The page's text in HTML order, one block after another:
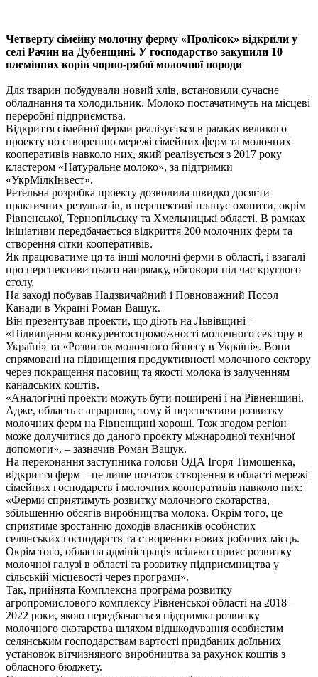
Четверту сімейну молочну ферму «Пролісок» відкрили у
селі Рачин на Дубенщині. У господарство закупили 10
племінних корів чорно-рябої молочної породи
Для тварин побудували новий хлів, встановили сучасне
обладнання та холодильник. Молоко постачатимуть на місцеві
переробні підприємства.
Відкриття сімейної ферми реалізується в рамках великого
проекту по створенню мережі сімейних ферм та молочних
кооперативів навколо них, який реалізується з 2017 року
кластером «Натуральне молоко», за підтримки
«УкрМілкІнвест».
Ретельна розробка проекту дозволила швидко досягти
практичних результатів, в перспективі планує охопити, окрім
Рівненської, Тернопільську та Хмельницькі області. В рамках
ініціативи передбачається відкриття 200 молочних ферм та
створення сітки кооперативів.
Як працюватиме ця та інші молочні ферми в області, і взагалі
про перспективи цього напрямку, обговори під час круглого
столу.
На заході побував Надзвичайний і Повноважний Посол
Канади в Україні Роман Ващук.
Він презентував проекти, що діють на Львівщині –
«Підвищення конкурентоспроможності молочного сектору в
Україні» та «Розвиток молочного бізнесу в Україні». Вони
спрямовані на підвищення продуктивності молочного сектору
через покращення пасовищ та якості молока із залученням
канадських коштів.
«Аналогічні проекти можуть бути поширені і на Рівненщині.
Адже, область є аграрною, тому й перспективи розвитку
молочних ферм на Рівненщині хороші. Тож згодом регіон
може долучитися до даного проекту міжнародної технічної
допомоги», – зазначив Роман Ващук.
На переконання заступника голови ОДА Ігоря Тимошенка,
відкриття ферм – це лише початок створення в області мережі
сімейних господарств і молочних кооперативів навколо них:
«Ферми сприятимуть розвитку молочного скотарства,
збільшенню обсягів виробництва молока. Окрім того, це
сприятиме зростанню доходів власників особистих
селянських господарств та створенню нових робочих місць.
Окрім того, обласна адміністрація всіляко сприяє розвитку
молочної галузі в області та розвитку підприємництва у
сільській місцевості через програми».
Так, прийнята Комплексна програма розвитку
агропромислового комплексу Рівненської області на 2018 –
2022 роки, якою передбачається підтримка розвитку
молочного скотарства шляхом відшкодування особистим
селянським господарствам вартості придбаних доїльних
установок вітчизняного виробництва за рахунок коштів з
обласного бюджету.